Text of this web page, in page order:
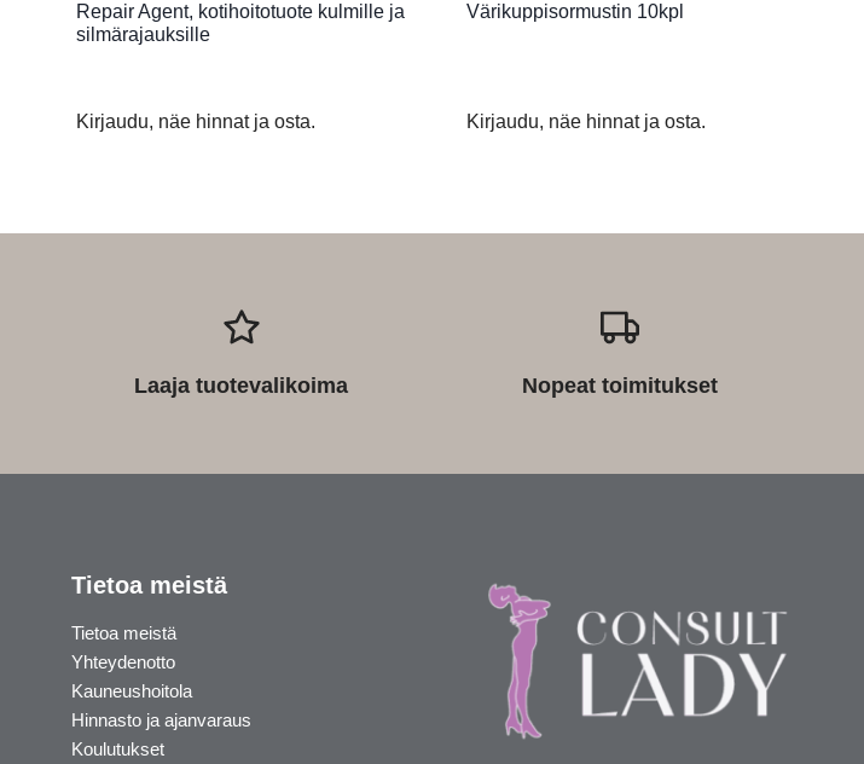
Repair Agent, kotihoitotuote kulmille ja
silmärajauksille
Kirjaudu, näe hinnat ja osta.
Värikuppisormustin 10kpl
Kirjaudu, näe hinnat ja osta.
Laaja tuotevalikoima Nopeat toimitukset
Tietoa meistä
Tietoa meistä
Yhteydenotto
Kauneushoitola
Hinnasto ja ajanvaraus
Koulutukset